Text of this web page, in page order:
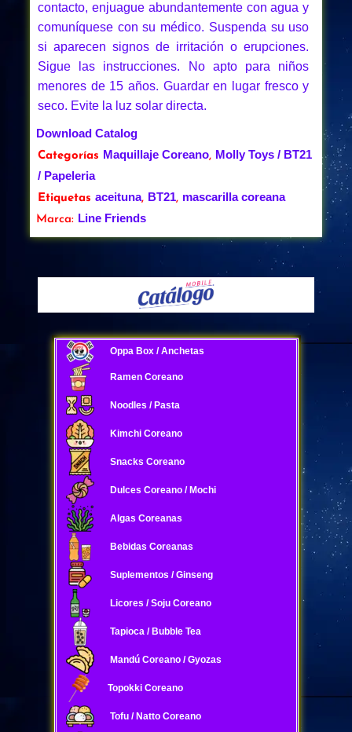
contacto, enjuague abundantemente con agua y
comuníquese con su médico. Suspenda su uso
si aparecen signos de irritación o erupciones.
Sigue las instrucciones. No apto para niños
menores de 15 años. Guardar en lugar fresco y
seco. Evite la luz solar directa.
Download Catalog
Categorías Maquillaje Coreano, Molly Toys / BT21
/ Papeleria
Etiquetas aceituna, BT21, mascarilla coreana
Marca: Line Friends
Oppa Box / Anchetas
Ramen Coreano
Noodles / Pasta
Kimchi Coreano
Snacks Coreano
Dulces Coreano / Mochi
Algas Coreanas
Bebidas Coreanas
Suplementos / Ginseng
Licores / Soju Coreano
Tapioca / Bubble Tea
Mandú Coreano / Gyozas
Topokki Coreano
Tofu / Natto Coreano